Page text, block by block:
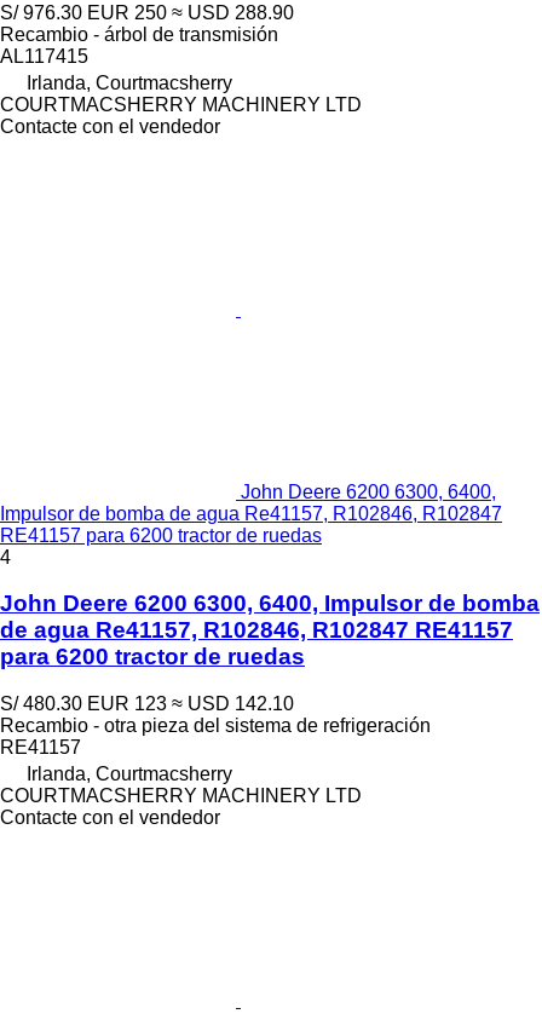
S/ 976.30 EUR 250 ≈ USD 288.90
Recambio - árbol de transmisión
AL117415
Irlanda, Courtmacsherry
COURTMACSHERRY MACHINERY LTD
Contacte con el vendedor
John Deere 6200 6300, 6400,
Impulsor de bomba de agua Re41157, R102846, R102847
RE41157 para 6200 tractor de ruedas
4
John Deere 6200 6300, 6400, Impulsor de bomba
de agua Re41157, R102846, R102847 RE41157
para 6200 tractor de ruedas
S/ 480.30 EUR 123 ≈ USD 142.10
Recambio - otra pieza del sistema de refrigeración
RE41157
Irlanda, Courtmacsherry
COURTMACSHERRY MACHINERY LTD
Contacte con el vendedor